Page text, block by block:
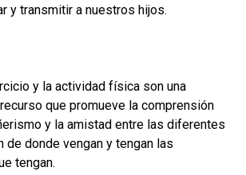
y transmitir a nuestros hijos.
y la actividad física son una
que promueve la comprensión
y la amistad entre las diferentes
de donde vengan y tengan las
tengan.